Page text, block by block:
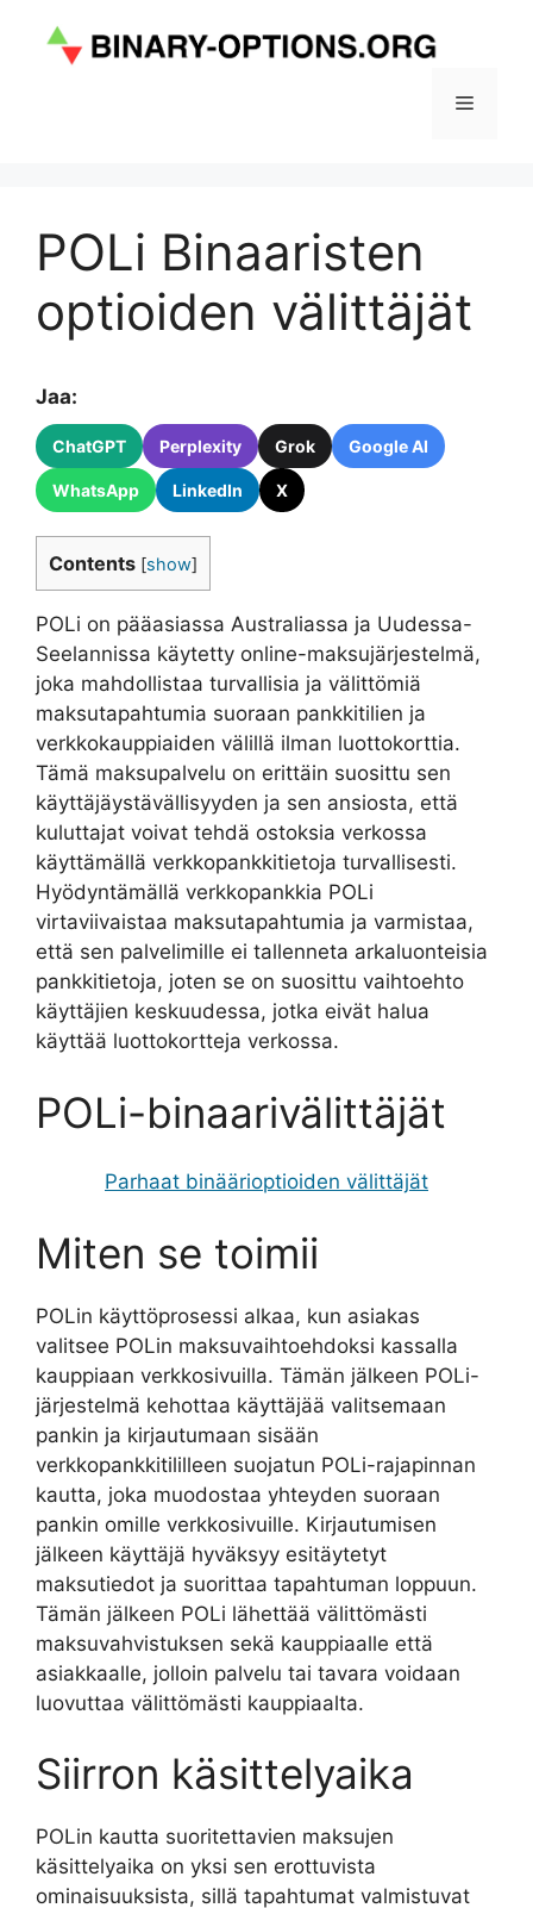
sisältöön
Valikko
POLi Binaaristen
optioiden välittäjät
Jaa:
ChatGPT Perplexity Grok Google AI
WhatsApp LinkedIn X
Contents [show]
POLi on pääasiassa Australiassa ja Uudessa-
Seelannissa käytetty online-maksujärjestelmä,
joka mahdollistaa turvallisia ja välittömiä
maksutapahtumia suoraan pankkitilien ja
verkkokauppiaiden välillä ilman luottokorttia.
Tämä maksupalvelu on erittäin suosittu sen
käyttäjäystävällisyyden ja sen ansiosta, että
kuluttajat voivat tehdä ostoksia verkossa
käyttämällä verkkopankkitietoja turvallisesti.
Hyödyntämällä verkkopankkia POLi
virtaviivaistaa maksutapahtumia ja varmistaa,
että sen palvelimille ei tallenneta arkaluonteisia
pankkitietoja, joten se on suosittu vaihtoehto
käyttäjien keskuudessa, jotka eivät halua
käyttää luottokortteja verkossa.
POLi-binaarivälittäjät
Parhaat binäärioptioiden välittäjät
Miten se toimii
POLin käyttöprosessi alkaa, kun asiakas
valitsee POLin maksuvaihtoehdoksi kassalla
kauppiaan verkkosivuilla. Tämän jälkeen POLi-
järjestelmä kehottaa käyttäjää valitsemaan
pankin ja kirjautumaan sisään
verkkopankkitililleen suojatun POLi-rajapinnan
kautta, joka muodostaa yhteyden suoraan
pankin omille verkkosivuille. Kirjautumisen
jälkeen käyttäjä hyväksyy esitäytetyt
maksutiedot ja suorittaa tapahtuman loppuun.
Tämän jälkeen POLi lähettää välittömästi
maksuvahvistuksen sekä kauppiaalle että
asiakkaalle, jolloin palvelu tai tavara voidaan
luovuttaa välittömästi kauppiaalta.
Siirron käsittelyaika
POLin kautta suoritettavien maksujen
käsittelyaika on yksi sen erottuvista
ominaisuuksista, sillä tapahtumat valmistuvat